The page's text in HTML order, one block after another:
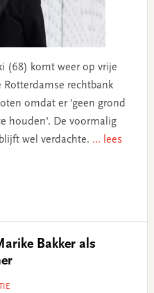
(68) komt weer op vrije
Rotterdamse rechtbank
omdat er 'geen grond
houden'. De voormalig
wel verdachte. ... lees
Bakker als